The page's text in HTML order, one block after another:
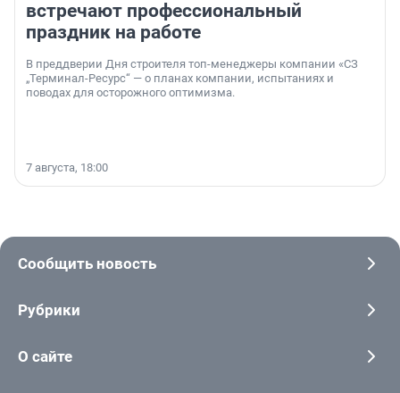
встречают профессиональный
праздник на работе
В преддверии Дня строителя топ-менеджеры компании «СЗ
„Терминал-Ресурс“ — о планах компании, испытаниях и
поводах для осторожного оптимизма.
7 августа, 18:00
Сообщить новость
Рубрики
О сайте